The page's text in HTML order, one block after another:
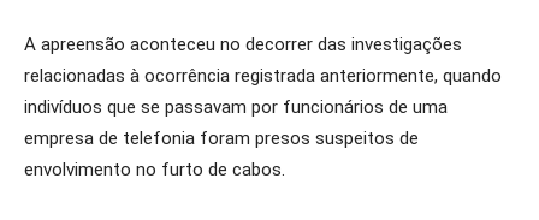
A apreensão aconteceu no decorrer das investigações
relacionadas à ocorrência registrada anteriormente, quando
indivíduos que se passavam por funcionários de uma
empresa de telefonia foram presos suspeitos de
envolvimento no furto de cabos.